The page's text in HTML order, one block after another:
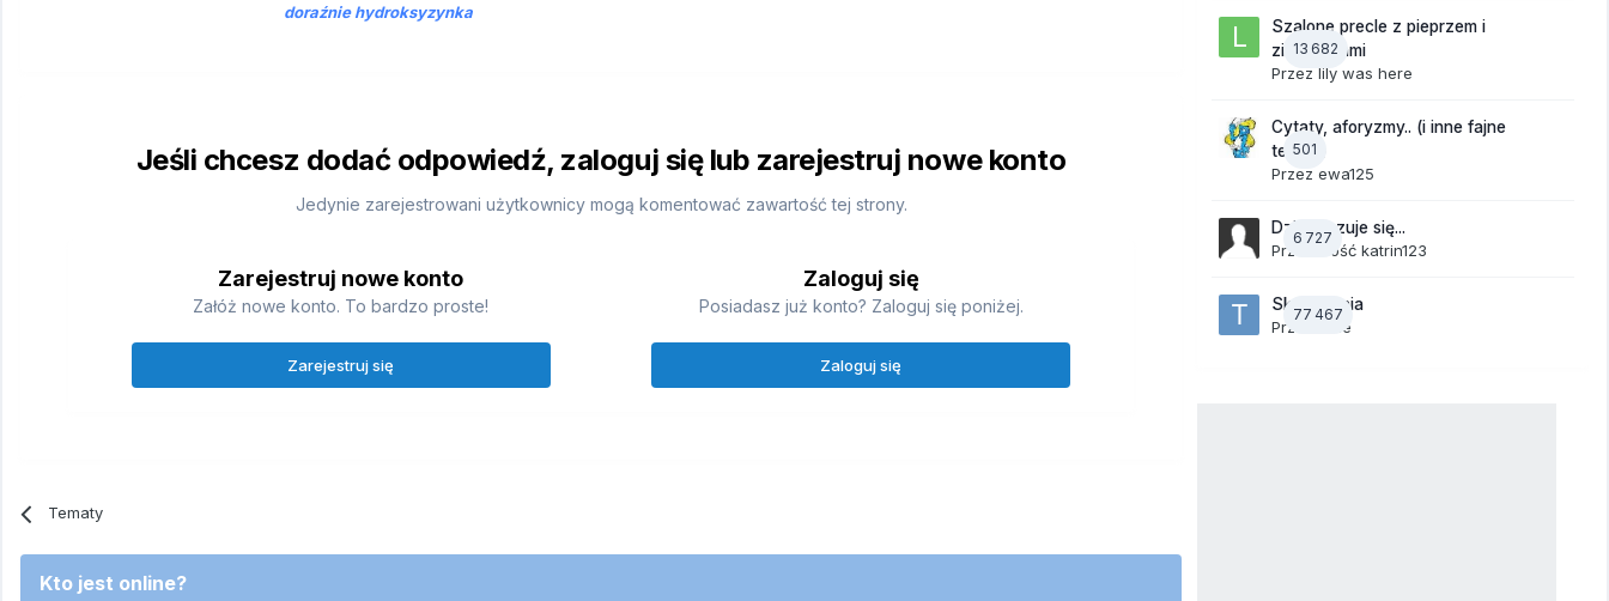
doraźnie hydroksyzynka
Jeśli chcesz dodać odpowiedź, zaloguj się lub zarejestruj nowe konto
Jedynie zarejestrowani użytkownicy mogą komentować zawartość tej strony.
Zarejestruj nowe konto
Załóż nowe konto. To bardzo proste!
Zarejestruj się
Zaloguj się
Posiadasz już konto? Zaloguj się poniżej.
Zaloguj się
Tematy
Kto jest online?
13 682
Szalone precle z pieprzem i
ziemniakami
Przez lily was here
501
Cytaty, aforyzmy.. (i inne fajne
teksty)
Przez ewa125
6 727
Dzisiaj czuje się...
Przez Gość katrin123
77 467
Skojarzenia
Przez
tede